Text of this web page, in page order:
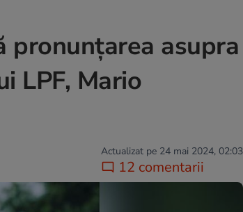
pronunțarea asupra
LPF, Mario
Actualizat pe 24 mai 2024, 02:03
12 comentarii